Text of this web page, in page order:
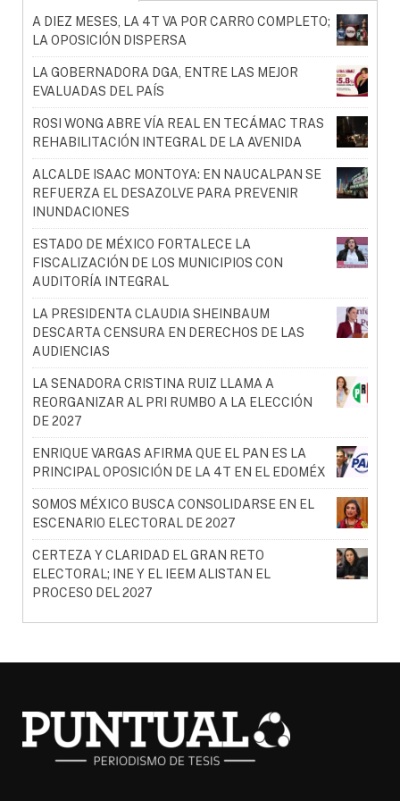
A DIEZ MESES, LA 4T VA POR CARRO COMPLETO;
LA OPOSICIÓN DISPERSA
LA GOBERNADORA DGA, ENTRE LAS MEJOR
EVALUADAS DEL PAÍS
ROSI WONG ABRE VÍA REAL EN TECÁMAC TRAS
REHABILITACIÓN INTEGRAL DE LA AVENIDA
ALCALDE ISAAC MONTOYA: EN NAUCALPAN SE
REFUERZA EL DESAZOLVE PARA PREVENIR
INUNDACIONES
ESTADO DE MÉXICO FORTALECE LA
FISCALIZACIÓN DE LOS MUNICIPIOS CON
AUDITORÍA INTEGRAL
LA PRESIDENTA CLAUDIA SHEINBAUM
DESCARTA CENSURA EN DERECHOS DE LAS
AUDIENCIAS
LA SENADORA CRISTINA RUIZ LLAMA A
REORGANIZAR AL PRI RUMBO A LA ELECCIÓN
DE 2027
ENRIQUE VARGAS AFIRMA QUE EL PAN ES LA
PRINCIPAL OPOSICIÓN DE LA 4T EN EL EDOMÉX
SOMOS MÉXICO BUSCA CONSOLIDARSE EN EL
ESCENARIO ELECTORAL DE 2027
CERTEZA Y CLARIDAD EL GRAN RETO
ELECTORAL; INE Y EL IEEM ALISTAN EL
PROCESO DEL 2027